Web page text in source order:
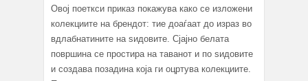
Овој поеткси приказ покажува како се изложени
колекциите на брендот: тие доаѓаат до израз во
вдлабнатините на ѕидовите. Сјајно белата
површина се простира на таванот и по ѕидовите
и создава позадина која ги оцртува колекциите.